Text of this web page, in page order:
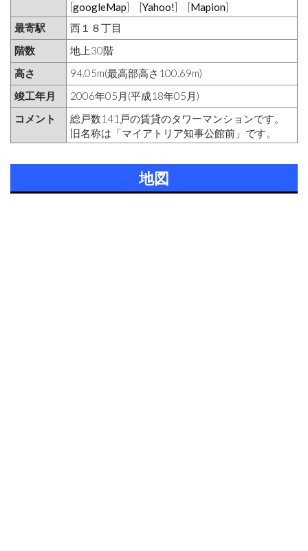
[googleMap] [Yahoo!] [Mapion]
最寄駅
西１８丁目
階数
地上30階
高さ
94.05m(最高部高さ100.69m)
竣工年月
2006年05月(平成18年05月)
コメント
総戸数141戸の賃貸のタワーマンションです。
旧名称は「マイアトリア知事公館前」です。
地図